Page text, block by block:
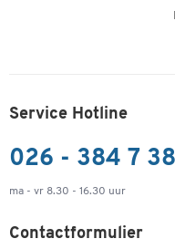
Service Hotline
026 - 384 7
ma - vr 8.30 - 16.30 uur
Contactformulier